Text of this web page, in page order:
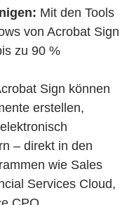
Mit den Tools
von Acrobat Sign
zu 90 %
Sign können
erstellen,
– direkt in den
wie Sales
Services Cloud,